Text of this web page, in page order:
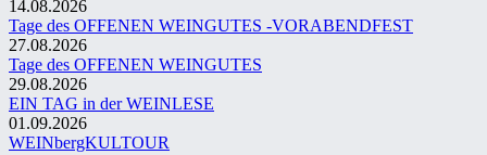
14.08.2026
Tage des OFFENEN WEINGUTES -VORABENDFEST
27.08.2026
Tage des OFFENEN WEINGUTES
29.08.2026
EIN TAG in der WEINLESE
01.09.2026
WEINbergKULTOUR